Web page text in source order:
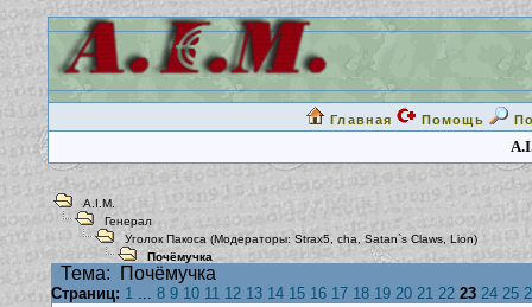
Главная Помощь
A.I.M.
Генерал
Уголок Пакоса (Модераторы:Strax5, cha Satan`s Claws,Lion)
Почёмучка
Тема: Почёмучка
Страниц: 1... 8 9 10 11 12 13 14 15 16 17 18 19 20 21 22 23 24 25